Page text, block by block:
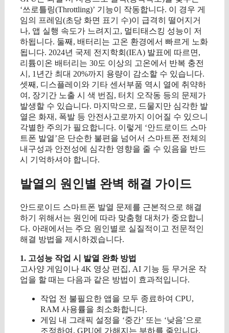
‘쓰로틀링(Throttling)’ 기능이 작동합니다. 이 경우 게
임의 프레임(초당 화면 표기 수)이 급격히 떨어지거
나, 앱 실행 속도가 느려지고, 멀티태스킹 성능이 저
하됩니다. 둘째, 배터리는 고온 환경에서 빠르게 노화
됩니다. 2024년 국제 전지학회(IEA) 발표에 따르면,
리튬이온 배터리는 30도 이상의 고온에서 반복 충전
시, 1년간 최대 20%까지 용량이 감소할 수 있습니다.
셋째, 디스플레이와 기타 센서부품 역시 열에 취약하
여, 장기간 노출 시 색 번짐, 터치 오작동 등의 문제가
발생할 수 있습니다. 마지막으로, 드물지만 심각한 발
열은 화재, 폭발 등 안전사고로까지 이어질 수 있으니
각별한 주의가 필요합니다. 이렇게 ‘안드로이드 스마
트폰 발열’은 단순한 불편을 넘어서 스마트폰 전체의
내구성과 안전성에 심각한 영향을 줄 수 있음을 반드
시 기억하셔야 합니다.
발열의 원인별 완벽 해결 가이드
안드로이드 스마트폰 발열 문제를 근본적으로 해결
하기 위해서는 원인에 따라 맞춤형 대처가 중요합니
다. 아래에서는 주요 원인별로 실질적이고 전문적인
해결 방법을 제시하겠습니다.
1. 고성능 작업 시 발열 완화 방법
고사양 게임이나 4K 영상 편집, AI 기능 등 무거운 작
업을 할 때는 다음과 같은 방법이 효과적입니다.
작업 전 불필요한 앱을 모두 종료하여 CPU,
RAM 사용률을 최소화합니다.
게임 내 그래픽 설정을 ‘중간’ 또는 ‘낮음’으로
조정하여, GPU에 가해지는 부하를 줄입니다.